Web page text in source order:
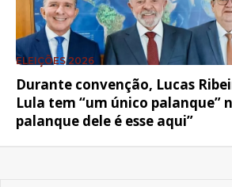
ELEIÇÕES 2026
Durante convenção, Lucas
Lula tem “um único palanque”
palanque dele é esse aqui”